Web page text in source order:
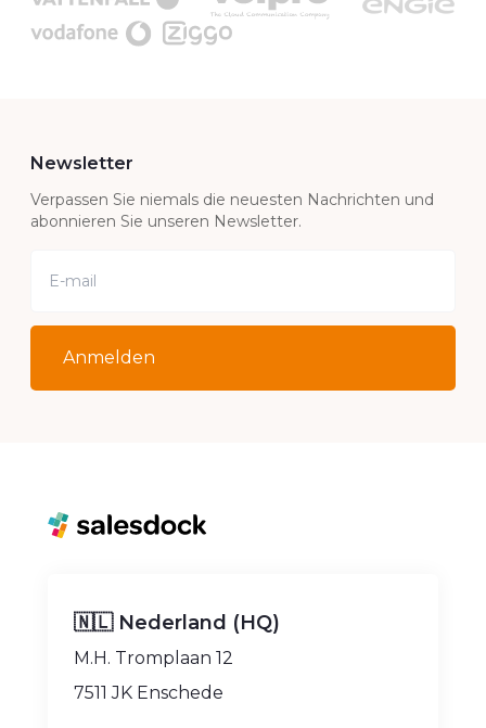
Newsletter
Verpassen Sie niemals die neuesten Nachrichten und
abonnieren Sie unseren Newsletter.
Anmelden
🇳🇱 Nederland (HQ)
M.H. Tromplaan 12
7511 JK Enschede